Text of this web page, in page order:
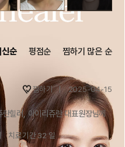
신순 평점순 찜하기 많은 순
찜하기 2025-04-15
란힐러, 아이리쥬란 대표원장님께
치료기간 32 일